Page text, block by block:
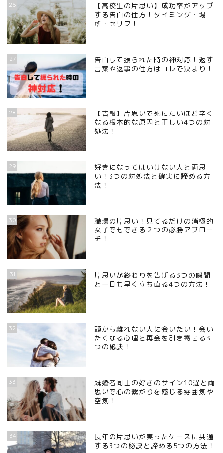
26
【高校生の片思い】成功率がアップ
する告白の仕方！タイミング・場
所・セリフ！
27
告白して振られた時の神対応！返す
言葉や返事の仕方はコレで決まり！
28
【吉報】片思いで死にたいほど辛く
なる根本的な原因と正しい4つの対
処法！
29
好きになってはいけない人と両思
い！3つの対処法と確実に諦める方
法！
30
職場の片思い！見てるだけの消極的
女子でもできる２つの必勝アプロー
チ！
31
片思いが終わりを告げる3つの瞬間
と一日も早く立ち直る4つの方法！
32
頭から離れない人に会いたい！会い
たくなる心理と再会を引き寄せる3
つの秘訣！
33
既婚者同士の好きのサイン10選と両
思いで心の繋がりを感じる雰囲気や
空気！
34
長年の片思いが実ったケースに共通
する3つの秘訣と諦める5つの方法！